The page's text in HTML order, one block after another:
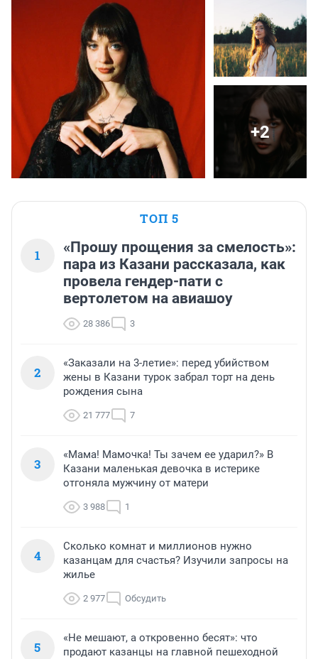
+2
ТОП 5
1
«Прошу прощения за смелость»:
пара из Казани рассказала, как
провела гендер-пати с
вертолетом на авиашоу
28 386 3
2
«Заказали на 3-летие»: перед убийством
жены в Казани турок забрал торт на день
рождения сына
21 777 7
3
«Мама! Мамочка! Ты зачем ее ударил?» В
Казани маленькая девочка в истерике
отгоняла мужчину от матери
3 988 1
4
Сколько комнат и миллионов нужно
казанцам для счастья? Изучили запросы на
жилье
2 977 Обсудить
5
«Не мешают, а откровенно бесят»: что
продают казанцы на главной пешеходной